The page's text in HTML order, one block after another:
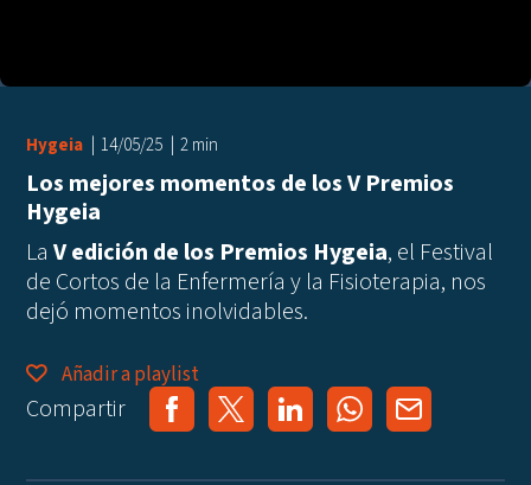
Hygeia 14/05/25 2 min
Los mejores momentos de los V Premios
Hygeia
La V edición de los Premios Hygeia, el Festival
de Cortos de la Enfermería y la Fisioterapia, nos
dejó momentos inolvidables.
Añadir a playlist
Compartir